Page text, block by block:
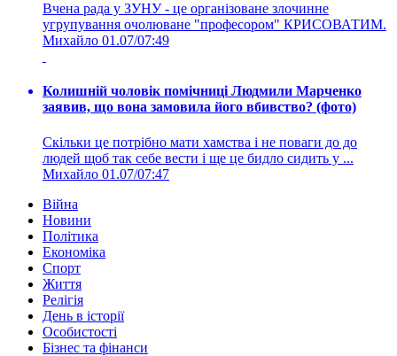
Вчена рада у ЗУНУ - це організоване злочинне
угрупування очолюване "професором" КРИСОВАТИМ.
Михайло 01.07/07:49
Колишній чоловік помічниці Людмили Марченко
заявив, що вона замовила його вбивство? (фото)
Скільки це потрібно мати хамства і не поваги до до
людей щоб так себе вести і ще це бидло сидить у ...
Михайло 01.07/07:47
Війна
Новини
Політика
Економіка
Спорт
Життя
Релігія
День в історії
Особистості
Бізнес та фінанси